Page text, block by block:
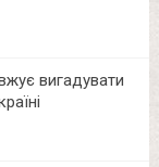
вигадувати